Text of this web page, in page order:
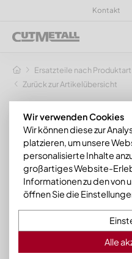
Kontakt
Ersatzteile nach Produktart
Zurück zur Artikelübersicht
Wir verwenden Cookies
Wir können diese zur
platzieren, um unsere
personalisierte Inhalte
großartiges Website-
Informationen zu den von
öffnen Sie die
Alle